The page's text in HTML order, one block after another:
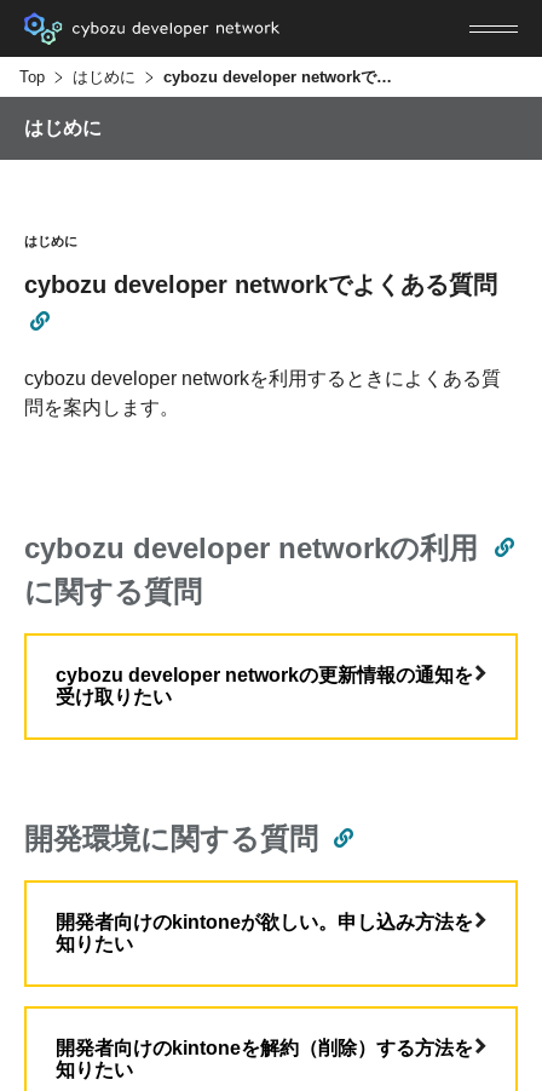
Top はじめに cybozu developer networkでよくある質問
はじめに
はじめに
cybozu developer networkでよくある質問
cybozu developer networkを利用するときによくある質
問を案内します。
cybozu developer networkの利用
に関する質問
cybozu developer networkの更新情報の通知を
受け取りたい
開発環境に関する質問
開発者向けのkintoneが欲しい。申し込み方法を
知りたい
開発者向けのkintoneを解約（削除）する方法を
知りたい